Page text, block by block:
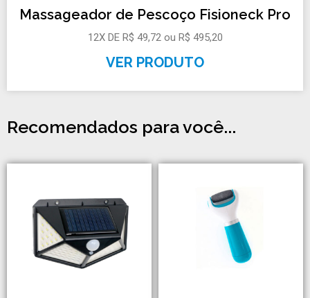
Massageador de Pescoço Fisioneck Pro
12X DE R$ 49,72 ou R$ 495,20
VER PRODUTO
Recomendados para você...